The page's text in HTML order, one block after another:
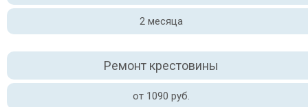
2 месяца
Ремонт крестовины
от 1090 руб.